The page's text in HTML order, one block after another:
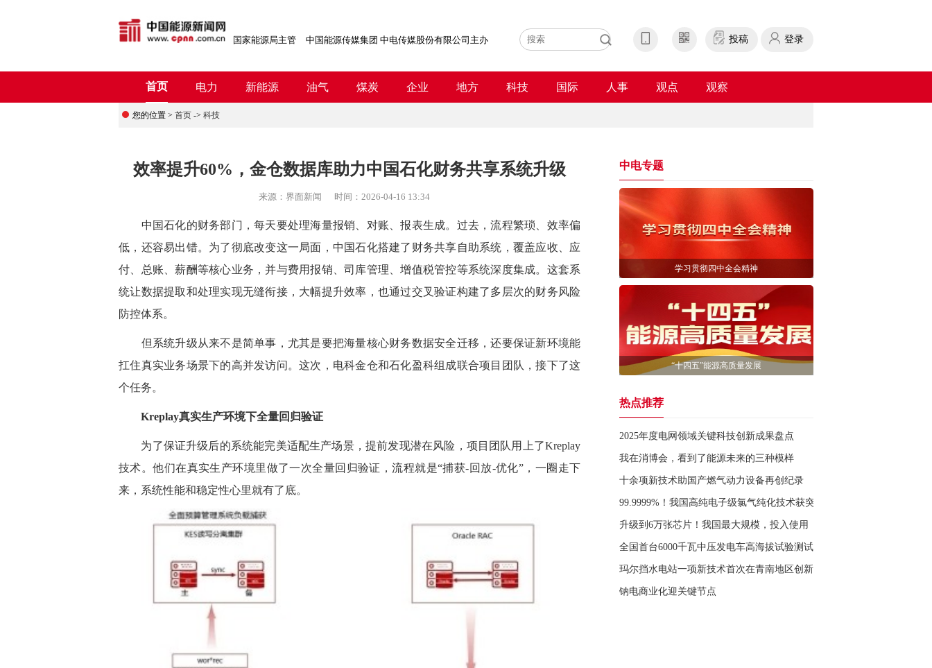
国家能源局主管 中国能源传媒集团 中电传媒股份有限公司主办 投稿 登录
首页 电力 新能源 油气 煤炭 企业 地方 科技 国际 人事 观点 观察
您的位置 > 首页 -> 科技
效率提升60%，金仓数据库助力中国石化财务共享系统升级
来源： 界面新闻 时间： 2026-04-16 13:34
中国石化的财务部门，每天要处理海量报销、对账、报表生成。过去，流程繁琐、效率偏
低，还容易出错。为了彻底改变这一局面，中国石化搭建了财务共享自助系统，覆盖应收、应
付、总账、薪酬等核心业务，并与费用报销、司库管理、增值税管控等系统深度集成。这套系
统让数据提取和处理实现无缝衔接，大幅提升效率，也通过交叉验证构建了多层次的财务风险
防控体系。
但系统升级从来不是简单事，尤其是要把海量核心财务数据安全迁移，还要保证新环境能
扛住真实业务场景下的高并发访问。这次，电科金仓和石化盈科组成联合项目团队，接下了这
个任务。
Kreplay真实生产环境下全量回归验证
为了保证升级后的系统能完美适配生产场景，提前发现潜在风险，项目团队用上了Kreplay
技术。他们在真实生产环境里做了一次全量回归验证，流程就是“捕获-回放-优化”，一圈走下
来，系统性能和稳定性心里就有了底。
中电专题
学习贯彻四中全会精神
“十四五”能源高质量发展
热点推荐
2025年度电网领域关键科技创新成果盘点
我在消博会，看到了能源未来的三种模样
十余项新技术助国产燃气动力设备再创纪录
99.9999%！我国高纯电子级氯气纯化技术获突破
升级到6万张芯片！我国最大规模，投入使用
全国首台6000千瓦中压发电车高海拔试验测试成功
玛尔挡水电站一项新技术首次在青南地区创新应用
钠电商业化迎关键节点